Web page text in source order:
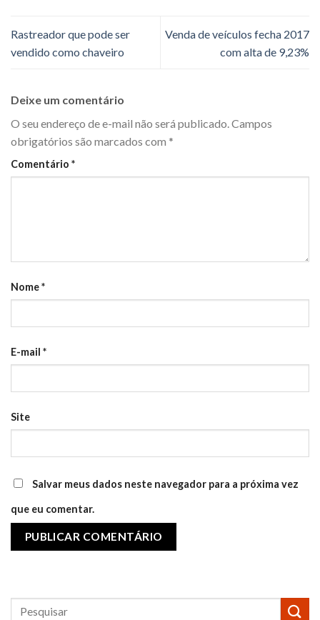
Rastreador que pode ser
vendido como chaveiro
Venda de veículos fecha 2017
com alta de 9,23%
Deixe um comentário
O seu endereço de e-mail não será publicado.Campos
obrigatórios são marcados com *
Comentário *
Nome*
E-mail *
Site
Salvar meus dados neste navegador para a próxima vez
que eu comentar.